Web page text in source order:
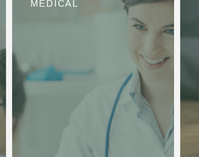
MÉDICAL